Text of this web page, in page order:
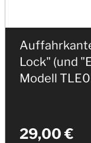
Lock" (und
Modell
29,00 €